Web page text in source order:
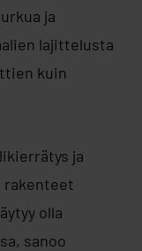
ja
lajittelusta
kuin
ja
olla
sanoo